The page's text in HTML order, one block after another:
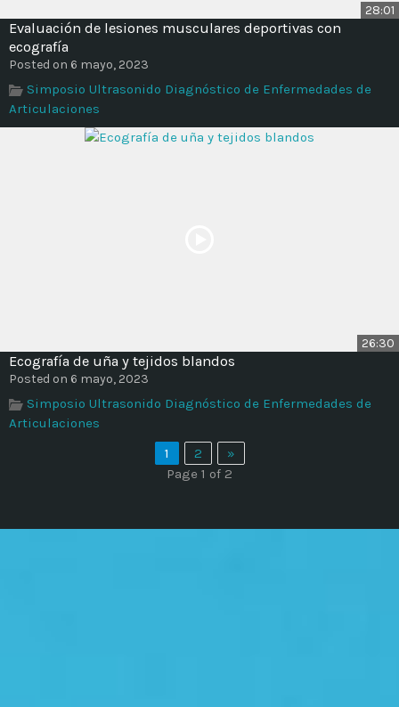
28:01
Evaluación de lesiones musculares deportivas con
ecografía
Posted on 6 mayo, 2023
Simposio Ultrasonido Diagnóstico de Enfermedades de
Articulaciones
26:30
Ecografía de uña y tejidos blandos
Posted on 6 mayo, 2023
Simposio Ultrasonido Diagnóstico de Enfermedades de
Articulaciones
1
2
»
Page 1 of 2